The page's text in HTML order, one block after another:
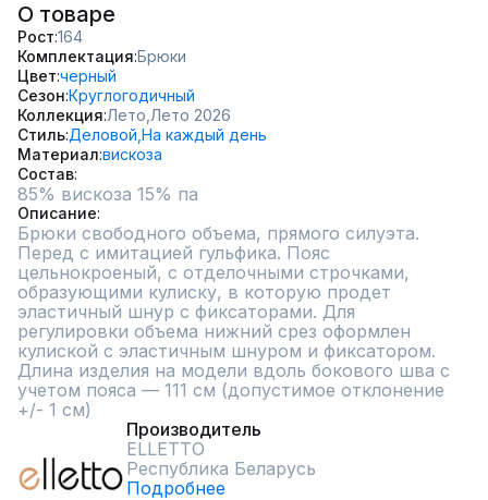
О товаре
Рост 164
Комплектация Брюки
Цвет черный
Сезон Круглогодичный
Коллекция Лето, Лето 2026
Стиль Деловой, На каждый день
Материал вискоза
Состав
85% вискоза 15% па
Описание
Брюки свободного объема, прямого силуэта.
Перед с имитацией гульфика. Пояс
цельнокроеный, с отделочными строчками,
образующими кулиску, в которую продет
эластичный шнур с фиксаторами. Для
регулировки объема нижний срез оформлен
кулиской с эластичным шнуром и фиксатором.
Длина изделия на модели вдоль бокового шва с
учетом пояса — 111 см (допустимое отклонение
+/- 1 см)
Производитель
ELLETTO
Республика Беларусь
Подробнее